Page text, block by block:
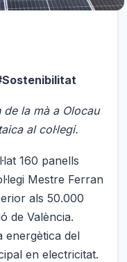
de la mà a Olocau
al col·legi.
160 panells
Mestre Ferran
als 50.000
de València.
energètica del
en electricitat.